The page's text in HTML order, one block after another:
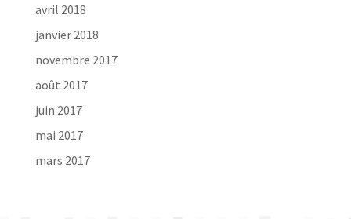
avril 2018
janvier 2018
novembre 2017
août 2017
juin 2017
mai 2017
mars 2017